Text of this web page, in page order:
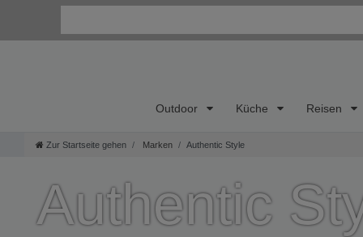
Outdoor Küche Reisen
Zur Startseite gehen Marken Authentic Style
Authentic